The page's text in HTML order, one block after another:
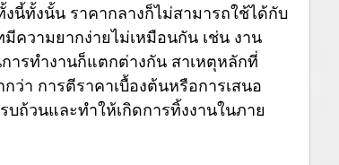
นี้ทั้งนั้น ราคากลางก็ไม่สามารถใช้ได้กับ
ความยากง่ายไม่เหมือนกัน เช่น งาน
ารทำงานก็แตกต่างกัน สาเหตุหลักที่
ว่า การตีราคาเบื้องต้นหรือการเสนอ
ถ้วนและทำให้เกิดการทิ้งงานในภาย